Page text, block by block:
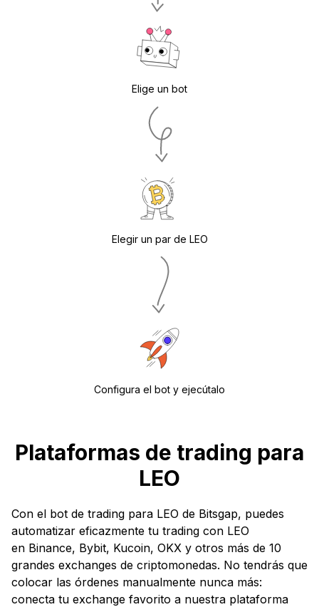
Elige un bot
Elegir un par de LEO
Configura el bot y ejecútalo
Plataformas de trading para
LEO
Con el bot de trading para LEO de Bitsgap, puedes
automatizar eficazmente tu trading con LEO
en Binance, Bybit, Kucoin, OKX y otros más de 10
grandes exchanges de criptomonedas. No tendrás que
colocar las órdenes manualmente nunca más:
conecta tu exchange favorito a nuestra plataforma